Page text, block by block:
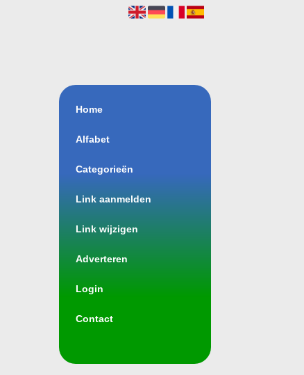
Home
Alfabet
Categorieën
Link aanmelden
Link wijzigen
Adverteren
Login
Contact